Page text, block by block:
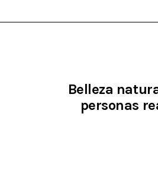
Belleza
personas